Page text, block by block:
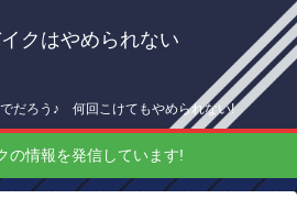
クはやめられない
だろう♪ 何回こけてもやめられない!
の情報を発信しています!